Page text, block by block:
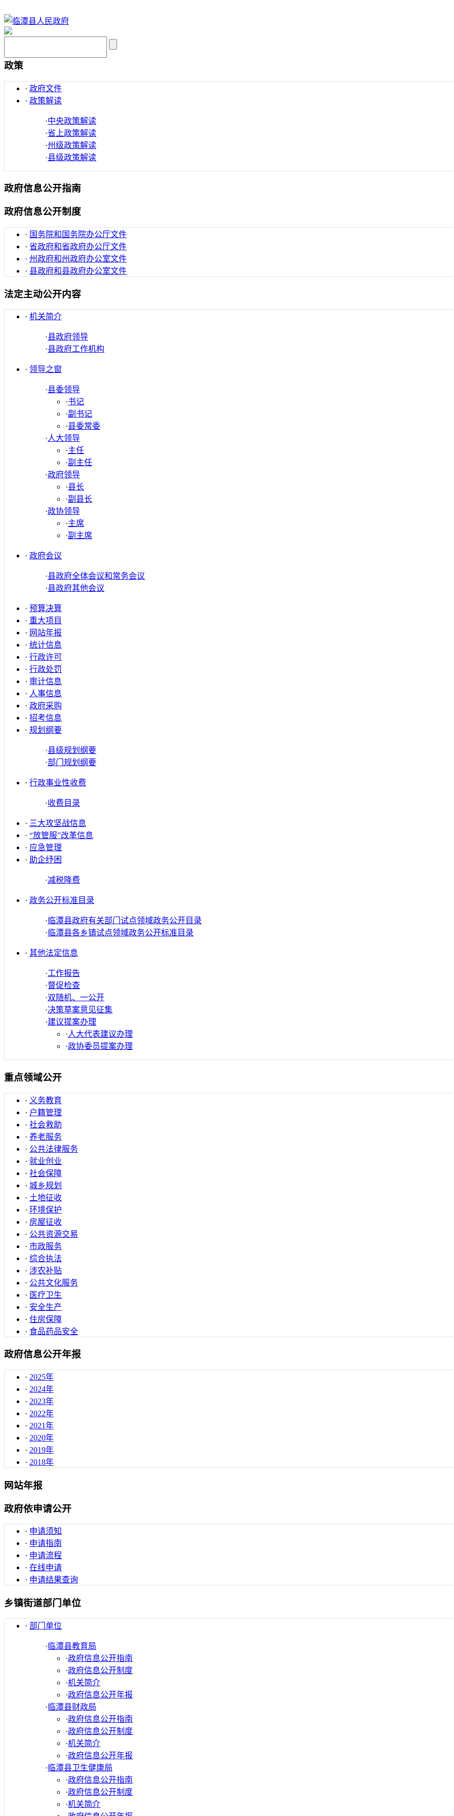
政策
· 政府文件
· 政策解读
·中央政策解读
·省上政策解读
·州级政策解读
·县级政策解读
政府信息公开指南
政府信息公开制度
· 国务院和国务院办公厅文件
· 省政府和省政府办公厅文件
· 州政府和州政府办公室文件
· 县政府和县政府办公室文件
法定主动公开内容
· 机关简介
·县政府领导
·县政府工作机构
· 领导之窗
·县委领导
·书记
·副书记
·县委常委
·人大领导
·主任
·副主任
·政府领导
·县长
·副县长
·政协领导
·主席
·副主席
· 政府会议
·县政府全体会议和常务会议
·县政府其他会议
· 预算决算
· 重大项目
· 网站年报
· 统计信息
· 行政许可
· 行政处罚
· 审计信息
· 人事信息
· 政府采购
· 招考信息
· 规划纲要
·县级规划纲要
·部门规划纲要
· 行政事业性收费
·收费目录
· 三大攻坚战信息
· “放管服”改革信息
· 应急管理
· 助企纾困
·减税降费
· 政务公开标准目录
· 临潭县政府有关部门试点领域政务公开目录
· 临潭县各乡镇试点领域政务公开标准目录
· 其他法定信息
·工作报告
·督促检查
·双随机、一公开
·决策草案意见征集
·建议提案办理
·人大代表建议办理
·政协委员提案办理
重点领域公开
· 义务教育
· 户籍管理
· 社会救助
· 养老服务
· 公共法律服务
· 就业创业
· 社会保障
· 城乡规划
· 土地征收
· 环境保护
· 房屋征收
· 公共资源交易
· 市政服务
· 综合执法
· 涉农补贴
· 公共文化服务
· 医疗卫生
· 安全生产
· 住房保障
· 食品药品安全
政府信息公开年报
· 2025年
· 2024年
· 2023年
· 2022年
· 2021年
· 2020年
· 2019年
· 2018年
网站年报
政府依申请公开
· 申请须知
· 申请指南
· 申请流程
· 在线申请
· 申请结果查询
乡镇街道部门单位
· 部门单位
· 临潭县教育局
·政府信息公开指南
·政府信息公开制度
·机关简介
·政府信息公开年报
· 临潭县财政局
·政府信息公开指南
·政府信息公开制度
·机关简介
·政府信息公开年报
· 临潭县卫生健康局
·政府信息公开指南
·政府信息公开制度
·机关简介